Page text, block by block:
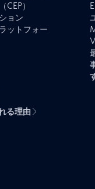
CEP）
ョン
ットフォー
る理由